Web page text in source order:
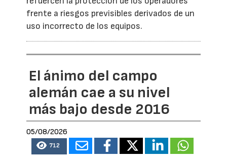
frente a riesgos previsibles derivados de un
uso incorrecto de los equipos.
El ánimo del campo
alemán cae a su nivel
más bajo desde 2016
05/08/2026
712